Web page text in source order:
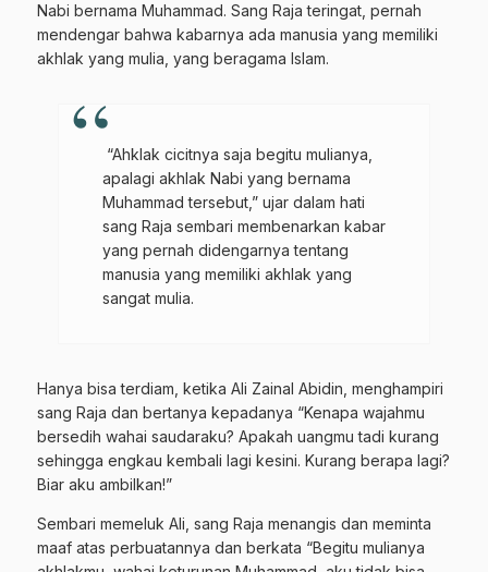
Gabung Channel WhatsApp NU
Pasuruan
Dapatkan info kegiatan, kajian, dan berita terbaru langsung dari
Join Sekarang
Nabi bernama Muhammad. Sang Raja teringat, pernah
mendengar bahwa kabarnya ada manusia yang memiliki
akhlak yang mulia, yang beragama Islam.
“Ahklak cicitnya saja begitu mulianya,
apalagi akhlak Nabi yang bernama
Muhammad tersebut,” ujar dalam hati
sang Raja sembari membenarkan kabar
yang pernah didengarnya tentang
manusia yang memiliki akhlak yang
sangat mulia.
Hanya bisa terdiam, ketika Ali Zainal Abidin, menghampiri
sang Raja dan bertanya kepadanya “Kenapa wajahmu
bersedih wahai saudaraku? Apakah uangmu tadi kurang
sehingga engkau kembali lagi kesini. Kurang berapa lagi?
Biar aku ambilkan!”
Sembari memeluk Ali, sang Raja menangis dan meminta
maaf atas perbuatannya dan berkata “Begitu mulianya